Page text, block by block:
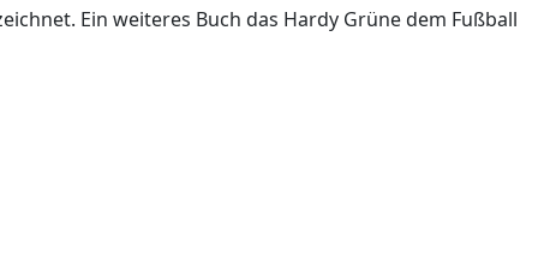
Ein weiteres Buch das Hardy Grüne dem Fußball